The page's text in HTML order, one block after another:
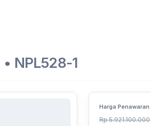
• NPL528-1
Rp 5.921.100.000